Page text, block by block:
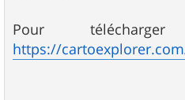
Pour
https://